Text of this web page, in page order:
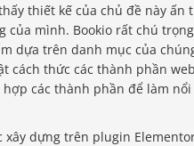
thiết kế của chủ đề này ấn
của mình. Bookio rất chú
dựa trên danh mục của
cách thức các thành phần
các thành phần để làm nổi
xây dựng trên plugin